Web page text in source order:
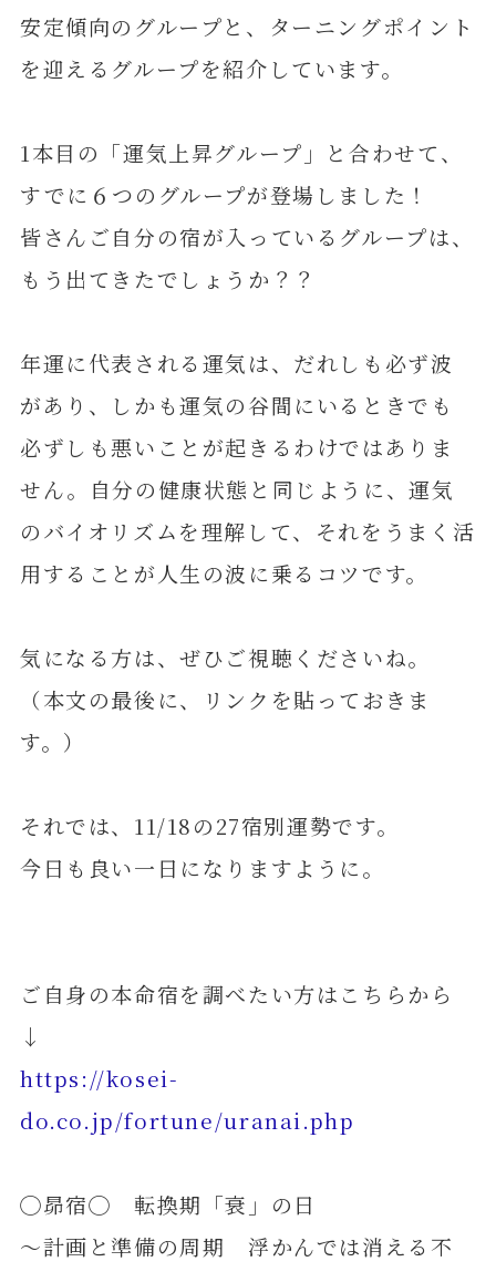
安定傾向のグループと、ターニングポイント
を迎えるグループを紹介しています。
1本目の「運気上昇グループ」と合わせて、
すでに６つのグループが登場しました！
皆さんご自分の宿が入っているグループは、
もう出てきたでしょうか？？
年運に代表される運気は、だれしも必ず波
があり、しかも運気の谷間にいるときでも
必ずしも悪いことが起きるわけではありま
せん。自分の健康状態と同じように、運気
のバイオリズムを理解して、それをうまく活
用することが人生の波に乗るコツです。
気になる方は、ぜひご視聴くださいね。
（本文の最後に、リンクを貼っておきま
す。）
それでは、11/18の27宿別運勢です。
今日も良い一日になりますように。
ご自身の本命宿を調べたい方はこちらから
↓
https://kosei-
do.co.jp/fortune/uranai.php
◯昴宿◯ 転換期「衰」の日
～計画と準備の周期 浮かんでは消える不